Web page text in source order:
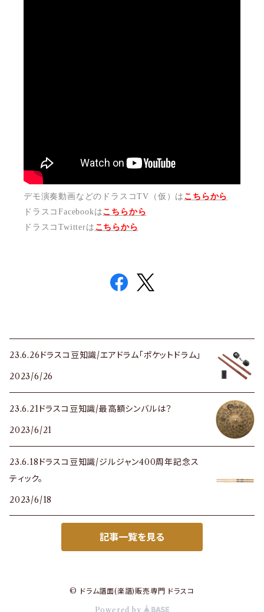
デモ演奏動画などのドラスコTV（仮）は こちらから
ドラスコFacebookはこちらから
ドラスコTwitterは こちらから
23.6.26ドラスコ豆知識/エアドラム「ポケットドラム」
2023/6/26
23.6.21ドラスコ豆知識/最高額シンバルは？
2023/6/21
23.6.18ドラスコ豆知識/ジルジャン400周年記念ス
ティック。
2023/6/18
記事一覧を見る
© ドラム譜面(楽譜)販売専門 ドラスコ
Powered by